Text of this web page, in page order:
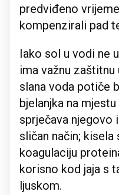
predviđeno
kompenzirali pad
Iako sol u vodi ne
ima važnu zaštitnu
slana voda potiče
bjelanjka na
sprječava njegovo
sličan način; kisela
koagulaciju
korisno kod jaja s
ljuskom.